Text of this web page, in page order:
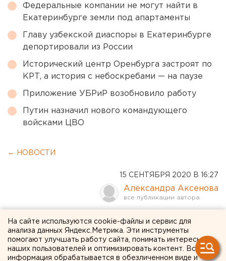
Федеральные компании не могут найти в
Екатеринбурге земли под апартаменты
Главу узбекской диаспоры в Екатеринбурге
депортировали из России
Исторический центр Оренбурга застроят по
КРТ, а история с небоскребами — на паузе
Приложение УБРиР возобновило работу
Путин назначил нового командующего
войсками ЦВО
← НОВОСТИ
15 СЕНТЯБРЯ 2020 В 16:27
Александра Аксенова
Жертвы политических
репрессий стали героями
комиксов
На сайте используются cookie-файлы и сервис для
анализа данных Яндекс.Метрика. Эти инструменты
помогают улучшать работу сайта, понимать интересы
наших пользователей и оптимизировать контент. Вся
информация обрабатывается в обезличенном виде и